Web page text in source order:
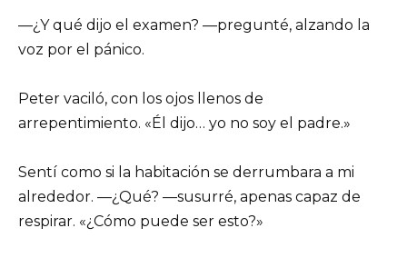
—¿Y qué dijo el examen? —pregunté, alzando la
voz por el pánico.
Peter vaciló, con los ojos llenos de
arrepentimiento. «Él dijo… yo no soy el padre.»
Sentí como si la habitación se derrumbara a mi
alrededor. —¿Qué? —susurré, apenas capaz de
respirar. «¿Cómo puede ser esto?»